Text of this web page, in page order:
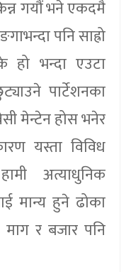
गयौं भने एकदमै
पनि साह्रो
भन्दा एउटा
पार्टेशनका
मेन्टेन होस भनेर
यस्ता विविध
अत्याधुनिक
मान्य हुने ढोका
र बजार पनि